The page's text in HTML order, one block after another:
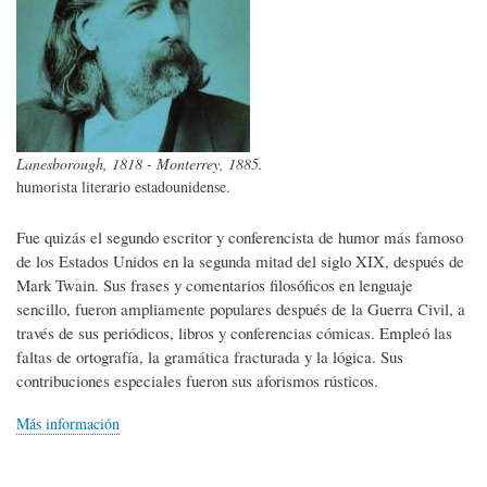
Lanesborough, 1818 - Monterrey, 1885.
humorista literario estadounidense.
Fue quizás el segundo escritor y conferencista de humor más famoso
de los Estados Unidos en la segunda mitad del siglo XIX, después de
Mark Twain. Sus frases y comentarios filosóficos en lenguaje
sencillo, fueron ampliamente populares después de la Guerra Civil, a
través de sus periódicos, libros y conferencias cómicas. Empleó las
faltas de ortografía, la gramática fracturada y la lógica. Sus
contribuciones especiales fueron sus aforismos rústicos.
Más información